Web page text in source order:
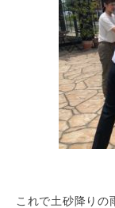
これで土砂降りの